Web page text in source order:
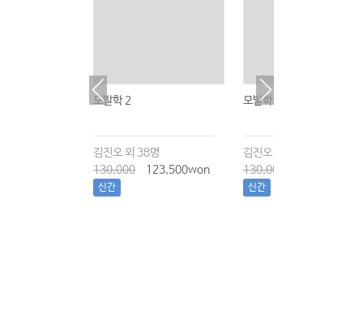
모발학 2
김진오 외 38명
130,000
123,500won
신간
모발학 2
김진오 외 38명
130,000
신간